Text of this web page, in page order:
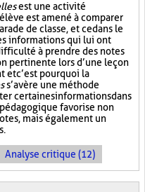
est une activité
est amené à comparer
de classe, et ce dans le
informations qui lui ont
à prendre des notes
pertinente lors d’une leçon
et c’est pourquoi la
s’avère une méthode
certaines informations dans
favorise non
mais également un
Analyse critique (12)